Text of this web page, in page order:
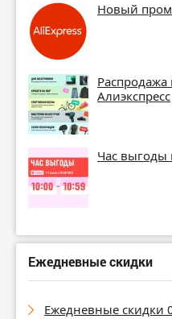
Новый
Распродажа
Алиэкспресс
Час выгоды
Ежедневные скидки
Ежедневные скидки